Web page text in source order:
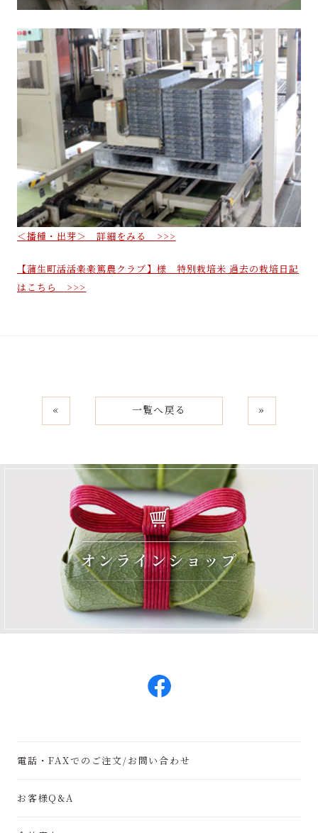
＜播種・出芽＞ 詳細をみる >>>
【蒲生町活活楽楽篤農クラブ】様 特別栽培米 過去の栽培日記
はこちら >>>
« 一覧へ戻る »
電話・FAXでのご注文/お問い合わせ
お客様Q&A